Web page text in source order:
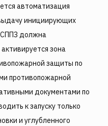
автоматизация
инициирующих
СППЗ должна
зона
защиты по
противопожарной
документами по
к запуску только
и углубленного